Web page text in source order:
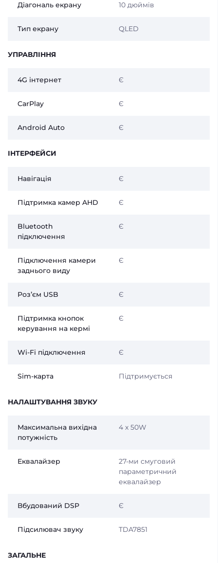
Діагональ екрану 10 дюймів
Тип екрану QLED
УПРАВЛІННЯ
4G інтернет Є
CarPlay Є
Android Auto Є
ІНТЕРФЕЙСИ
Навігація Є
Підтримка камер AHD Є
Bluetooth
підключення
Є
Підключення камери
заднього виду
Є
Розʼєм USB Є
Підтримка кнопок
керування на кермі
Є
Wi-Fi підключення Є
Sim-карта Підтримується
НАЛАШТУВАННЯ ЗВУКУ
Максимальна вихідна
потужність
4 x 50W
Еквалайзер
27-ми смуговий
параметричний
еквалайзер
Вбудований DSP Є
Підсилювач звуку TDA7851
ЗАГАЛЬНЕ